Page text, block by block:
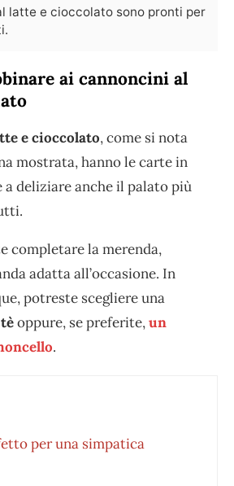
latte e cioccolato sono pronti per
ai cannoncini al
e cioccolato, come si nota
mostrata, hanno le carte in
deliziare anche il palato più
completare la merenda,
adatta all’occasione. In
potreste scegliere una
oppure, se preferite,un
.
per una simpatica